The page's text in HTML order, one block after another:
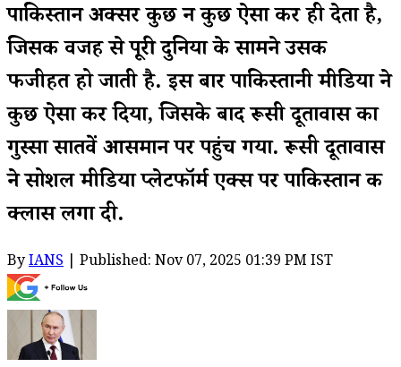
पाकिस्तान अक्सर कुछ न कुछ ऐसा कर ही देता है,
जिसकी वजह से पूरी दुनिया के सामने उसकी
फजीहत हो जाती है. इस बार पाकिस्तानी मीडिया ने
कुछ ऐसा कर दिया, जिसके बाद रूसी दूतावास का
गुस्सा सातवें आसमान पर पहुंच गया. रूसी दूतावास
ने सोशल मीडिया प्लेटफॉर्म एक्स पर पाकिस्तान की
क्लास लगा दी.
ByIANS | Published: Nov 07, 2025 01:39 PM IST